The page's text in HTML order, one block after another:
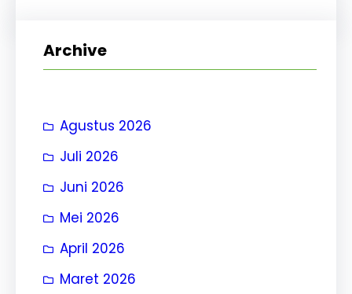
Archive
Agustus 2026
Juli 2026
Juni 2026
Mei 2026
April 2026
Maret 2026